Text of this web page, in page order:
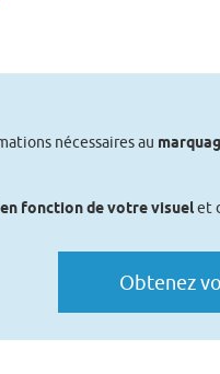
nécessaires au
fonction de votre visuelet
Obtenez